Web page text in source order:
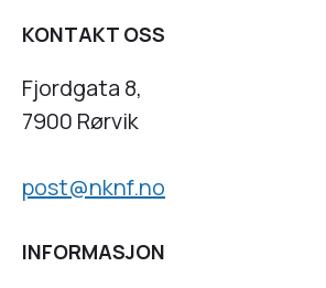
KONTAKT OSS
Fjordgata 8,
7900 Rørvik
post@nknf.no
INFORMASJON